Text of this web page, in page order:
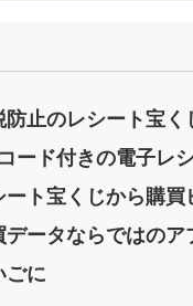
防止のレシート宝く
ード付きの電子レ
ート宝くじから購
データならではのア
ごに